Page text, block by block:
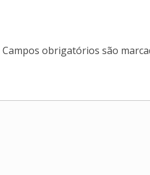
Campos obrigatórios são